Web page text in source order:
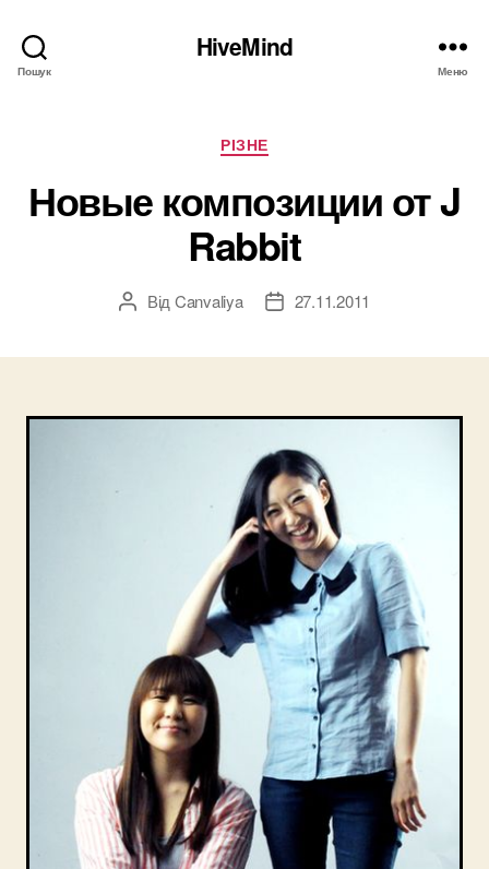
Пошук
HiveMind
Меню
Категорії
РІЗНЕ
Новые композиции от J
Rabbit
Автор
Від Canvaliya
Дата27.11.2011